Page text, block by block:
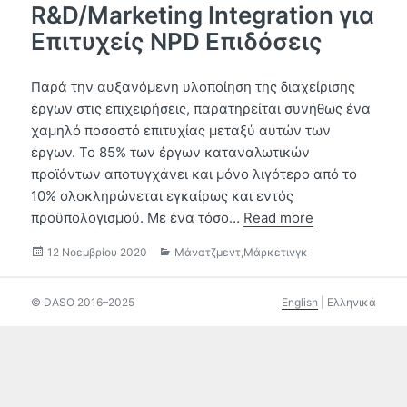
R&D/Marketing Integration για
Επιτυχείς NPD Επιδόσεις
Παρά την αυξανόμενη υλοποίηση της διαχείρισης
έργων στις επιχειρήσεις, παρατηρείται συνήθως ένα
χαμηλό ποσοστό επιτυχίας μεταξύ αυτών των
έργων. Το 85% των έργων καταναλωτικών
προϊόντων αποτυγχάνει και μόνο λιγότερο από το
10% ολοκληρώνεται εγκαίρως και εντός
προϋπολογισμού. Με ένα τόσο… Read more
Δημοσιεύτηκε
12 Νοεμβρίου 2020 Κατηγορίες
Μάνατζμεντ,Μάρκετινγκ
© DASO 2016–2025 English Ελληνικά